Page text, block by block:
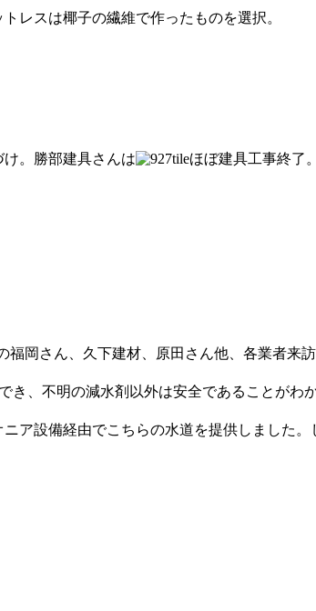
レスは椰子の繊維で作ったものを選択。
。勝部建具さんは
ほぼ建具工事終了
岡さん、久下建材、原田さん他、各業者来
、不明の減水剤以外は安全であることがわ
ア設備経由でこちらの水道を提供しました